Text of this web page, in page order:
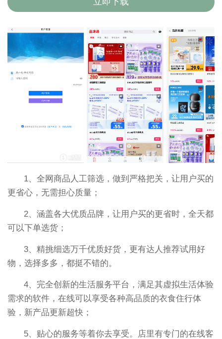
1、全网商品人工筛选，做到严格把关，让用户买的
更省心，无需担心质量；
2、涵盖各大优质品牌，让用户买的更省时，全天都
可以下单选货；
3、精挑细选万千优质好货，更有达人推荐试用好
物，选择多多，都挺不错的。
4、完全创新的生活服务平台，满足其虚拟生活体验
需求的软件，在线可以享受各种高品质的衣食住行体
验，新产品更新超快；
5、贴心的服务等着你去享受。店里有专门的在线客